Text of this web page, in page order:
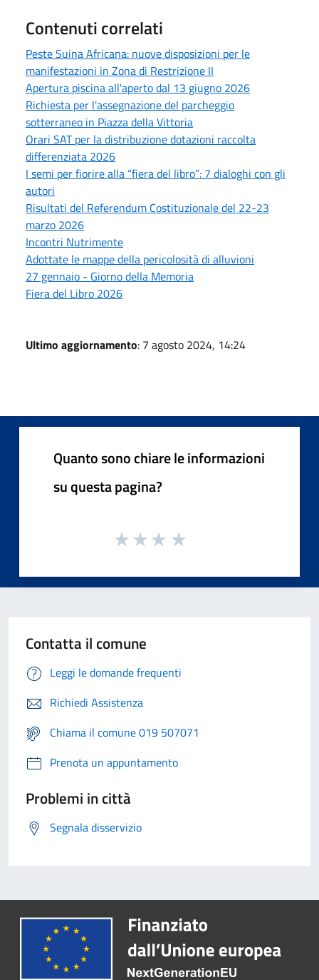
Contenuti correlati
Peste Suina Africana: nuove disposizioni per le
manifestazioni in Zona di Restrizione II
Apertura piscina all'aperto dal 13 giugno 2026
Richiesta per l'assegnazione del parcheggio
sotterraneo in Piazza della Vittoria
Orari SAT per la distribuzione dotazioni raccolta
differenziata 2026
I semi per fiorire alla “fiera del libro”: 7 dialoghi con gli
autori
Risultati del Referendum Costituzionale del 22-23
marzo 2026
Incontri Nutrimente
Adottate le mappe della pericolosità di alluvioni
27 gennaio - Giorno della Memoria
Fiera del Libro 2026
Ultimo aggiornamento: 7 agosto 2024, 14:24
Quanto sono chiare le informazioni
su questa pagina?
Contatta il comune
Leggi le domande frequenti
Richiedi Assistenza
Chiama il comune 019 507071
Prenota un appuntamento
Problemi in città
Segnala disservizio